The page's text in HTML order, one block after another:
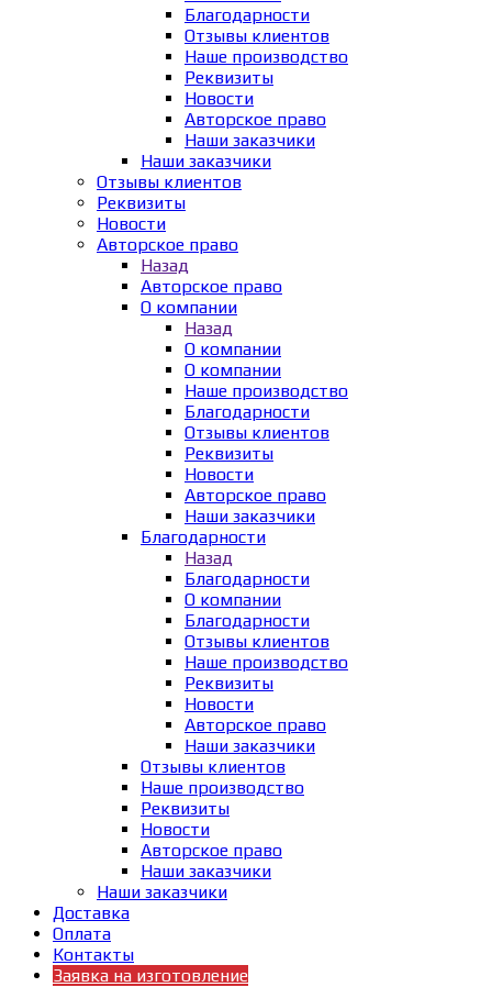
Благодарности
Отзывы клиентов
Наше производство
Реквизиты
Новости
Авторское право
Наши заказчики
Наши заказчики
Отзывы клиентов
Реквизиты
Новости
Авторское право
Назад
Авторское право
О компании
Назад
О компании
О компании
Наше производство
Благодарности
Отзывы клиентов
Реквизиты
Новости
Авторское право
Наши заказчики
Благодарности
Назад
Благодарности
О компании
Благодарности
Отзывы клиентов
Наше производство
Реквизиты
Новости
Авторское право
Наши заказчики
Отзывы клиентов
Наше производство
Реквизиты
Новости
Авторское право
Наши заказчики
Наши заказчики
Доставка
Оплата
Контакты
Заявка на изготовление